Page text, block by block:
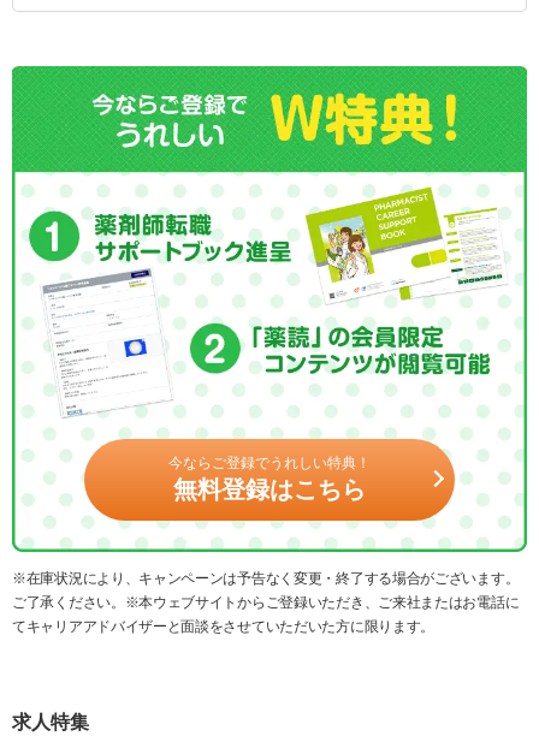
今ならご登録でうれしい特典！
無料登録はこちら
※在庫状況により、キャンペーンは予告なく変更・終了する場合がございます。
ご了承ください。※本ウェブサイトからご登録いただき、ご来社またはお電話に
てキャリアアドバイザーと面談をさせていただいた方に限ります。
求人特集